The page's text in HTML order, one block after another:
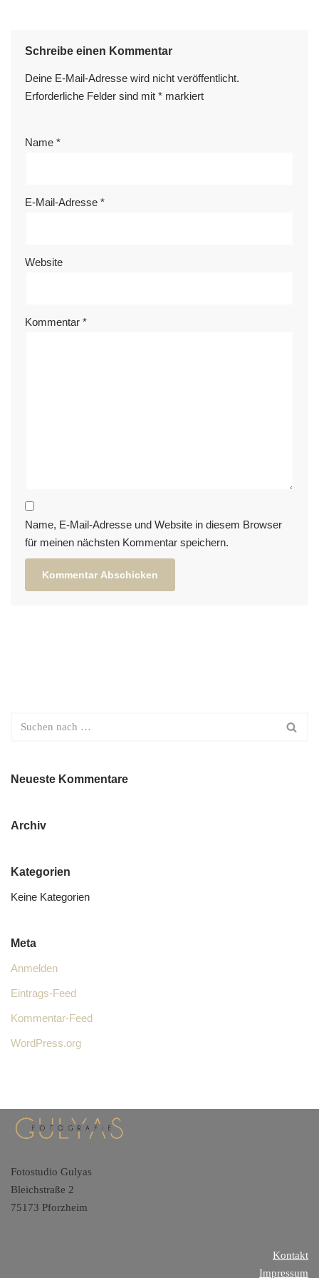
Schreibe einen Kommentar
Deine E-Mail-Adresse wird nicht veröffentlicht.
Erforderliche Felder sind mit * markiert
Name *
E-Mail-Adresse *
Website
Kommentar *
Name, E-Mail-Adresse und Website in diesem Browser
für meinen nächsten Kommentar speichern.
Neueste Kommentare
Archiv
Kategorien
Keine Kategorien
Meta
Anmelden
Eintrags-Feed
Kommentar-Feed
WordPress.org
Fotostudio Gulyas
Bleichstraße 2
75173 Pforzheim
Kontakt
Impressum